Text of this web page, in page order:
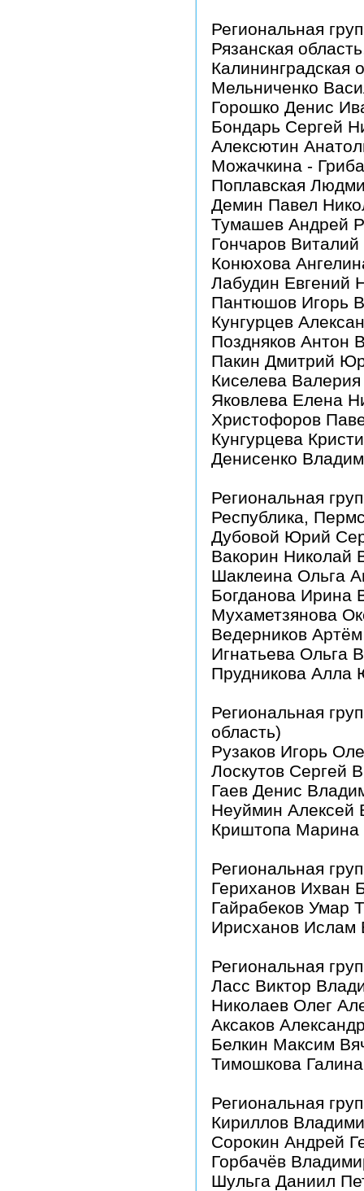
Региональная
Рязанская
Калининградская
Мельниченко
Горошко Денис
Бондарь Сергей
Алексютин
Можачкина -
Поплавская
Демин Павел
Тумашев Андрей
Гончаров
Конюхова
Лабудин Евгений
Пантюшов Игорь
Кунгурцев
Поздняков Антон
Пакин Дмитрий
Киселева
Яковлева Елена
Христофоров
Кунгурцева
Денисенко
Региональная
Республика,
Дубовой Юрий
Вакорин Николай
Шаклеина Ольга
Богданова Ирина
Мухаметзянова
Ведерников
Игнатьева Ольга
Прудникова Алла
Региональная
область)
Рузаков Игорь
Лоскутов Сергей
Гаев Денис
Неуймин Алексей
Криштопа
Региональная
Гериханов Ихван
Гайрабеков Умар
Ирисханов Ислам
Региональная
Ласс Виктор
Николаев Олег
Аксаков
Белкин Максим
Тимошкова
Региональная
Кириллов
Сорокин Андрей
Горбачёв
Шульга Даниил